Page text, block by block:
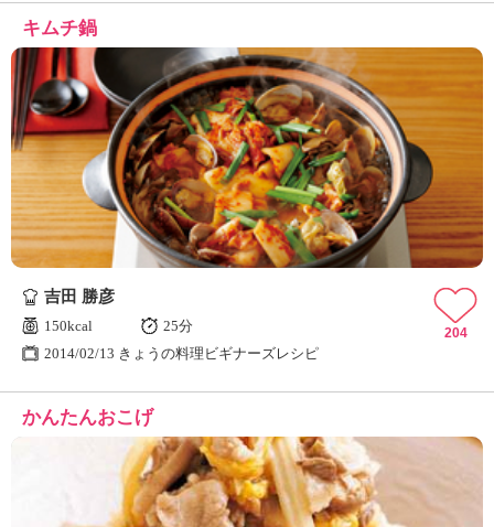
キムチ鍋
吉田 勝彦
150kcal
25分
2014/02/13 きょうの料理ビギナーズレシピ
204
かんたんおこげ